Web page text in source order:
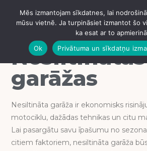
Nesiltinātas
garāžas
Nesiltināta garāža ir ekonomisks
motociklu, dažādas tehnikas un citu
Lai pasargātu savu īpašumu no
citiem faktoriem, nesiltināta garāža
Mēs izmantojam sīkdatnes, lai
mūsu vietnē. Ja turpināsiet izmantot šo
ka esat ar to
Ok
Privātuma un sīkdatņu